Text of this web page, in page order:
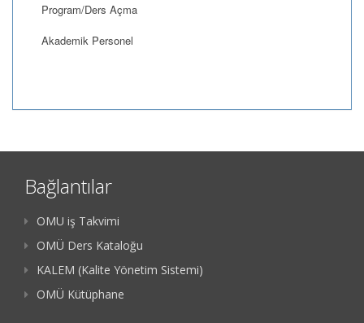
Program/Ders Açma
Akademik Personel
Bağlantılar
OMU iş Takvimi
OMÜ Ders Kataloğu
KALEM (Kalite Yönetim Sistemi)
OMÜ Kütüphane